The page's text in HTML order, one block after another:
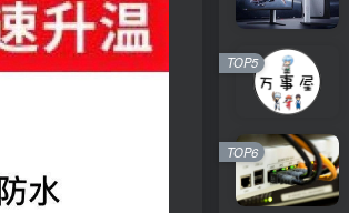
TOP5
TOP6